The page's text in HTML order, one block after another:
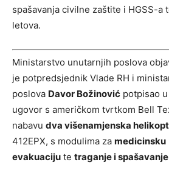
spašavanja civilne zaštite i HGSS-a
letova.
Ministarstvo unutarnjih poslova
je potpredsjednik Vlade RH i
poslova Davor Božinović potpisao
ugovor s američkom tvrtkom Bell
nabavu dva višenamjenska
412EPX, s modulima za medicinsku
evakuaciju te traganje i spašavanje